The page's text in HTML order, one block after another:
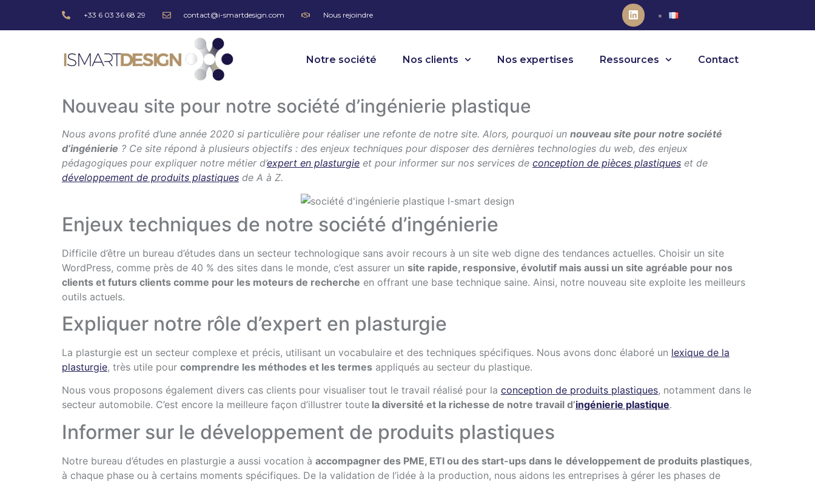
+33 6 03 36 68 29 contact@i-smartdesign.com Nous rejoindre
Notre société Nos clients Nos expertises Ressources Contact
Nouveau site pour notre société d’ingénierie plastique
Nous avons profité d’une année 2020 si particulière pour réaliser une refonte de notre site. Alors, pourquoi un nouveau site pour notre société
d’ingénierie ? Ce site répond à plusieurs objectifs : des enjeux techniques pour disposer des dernières technologies du web, des enjeux
pédagogiques pour expliquer notre métier d’expert en plasturgie et pour informer sur nos services de conception de pièces plastiques et de
développement de produits plastiques de A à Z.
Enjeux techniques de notre société d’ingénierie
Difficile d’être un bureau d’études dans un secteur technologique sans avoir recours à un site web digne des tendances actuelles. Choisir un site
WordPress, comme près de 40 % des sites dans le monde, c’est assurer un site rapide, responsive, évolutif mais aussi un site agréable pour nos
clients et futurs clients comme pour les moteurs de recherche en offrant une base technique saine. Ainsi, notre nouveau site exploite les meilleurs
outils actuels.
Expliquer notre rôle d’expert en plasturgie
La plasturgie est un secteur complexe et précis, utilisant un vocabulaire et des techniques spécifiques. Nous avons donc élaboré un lexique de la
plasturgie, très utile pour comprendre les méthodes et les termes appliqués au secteur du plastique.
Nous vous proposons également divers cas clients pour visualiser tout le travail réalisé pour la conception de produits plastiques, notamment dans le
secteur automobile. C’est encore la meilleure façon d’illustrer toute la diversité et la richesse de notre travail d’ingénierie plastique.
Informer sur le développement de produits plastiques
Notre bureau d’études en plasturgie a aussi vocation à accompagner des PME, ETI ou des start-ups dans le développement de produits plastiques,
à chaque phase ou à certains moments spécifiques. De la validation de l’idée à la production, nous aidons les entreprises à gérer les phases de